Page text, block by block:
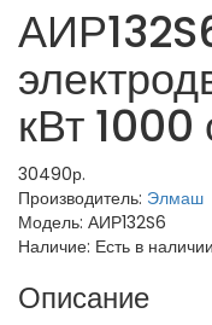
кВт
30490р.
Производитель: Элмаш
Модель: АИР132S6
Наличие: Есть в наличии
Описание